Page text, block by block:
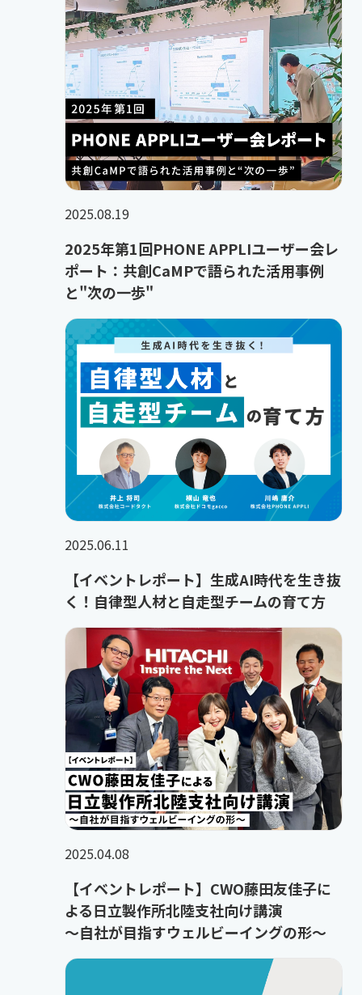
2025.08.19
2025年第1回PHONE APPLIユーザー会レ
ポート：共創CaMPで語られた活用事例
と"次の一歩"
2025.06.11
【イベントレポート】生成AI時代を生き抜
く！自律型人材と自走型チームの育て方
2025.04.08
【イベントレポート】CWO藤田友佳子に
よる日立製作所北陸支社向け講演
～自社が目指すウェルビーイングの形～